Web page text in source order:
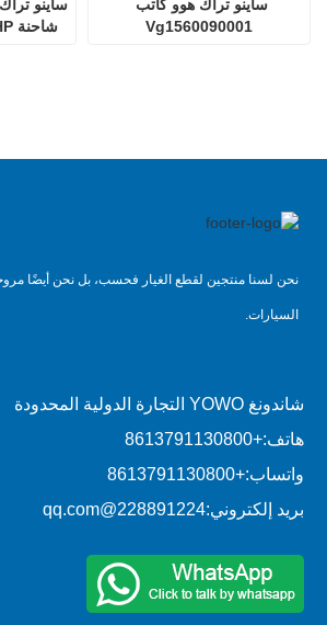
Vg1560090001
نحن لسنا منتجين لقطع الغيار فحسب، بل نحن أيضًا
السيارات.
شاندونغ YOWO التجارة الدولية المحدودة
هاتف:+8613791130800
واتساب:+8613791130800
بريد إلكتروني:228891224@qq.com